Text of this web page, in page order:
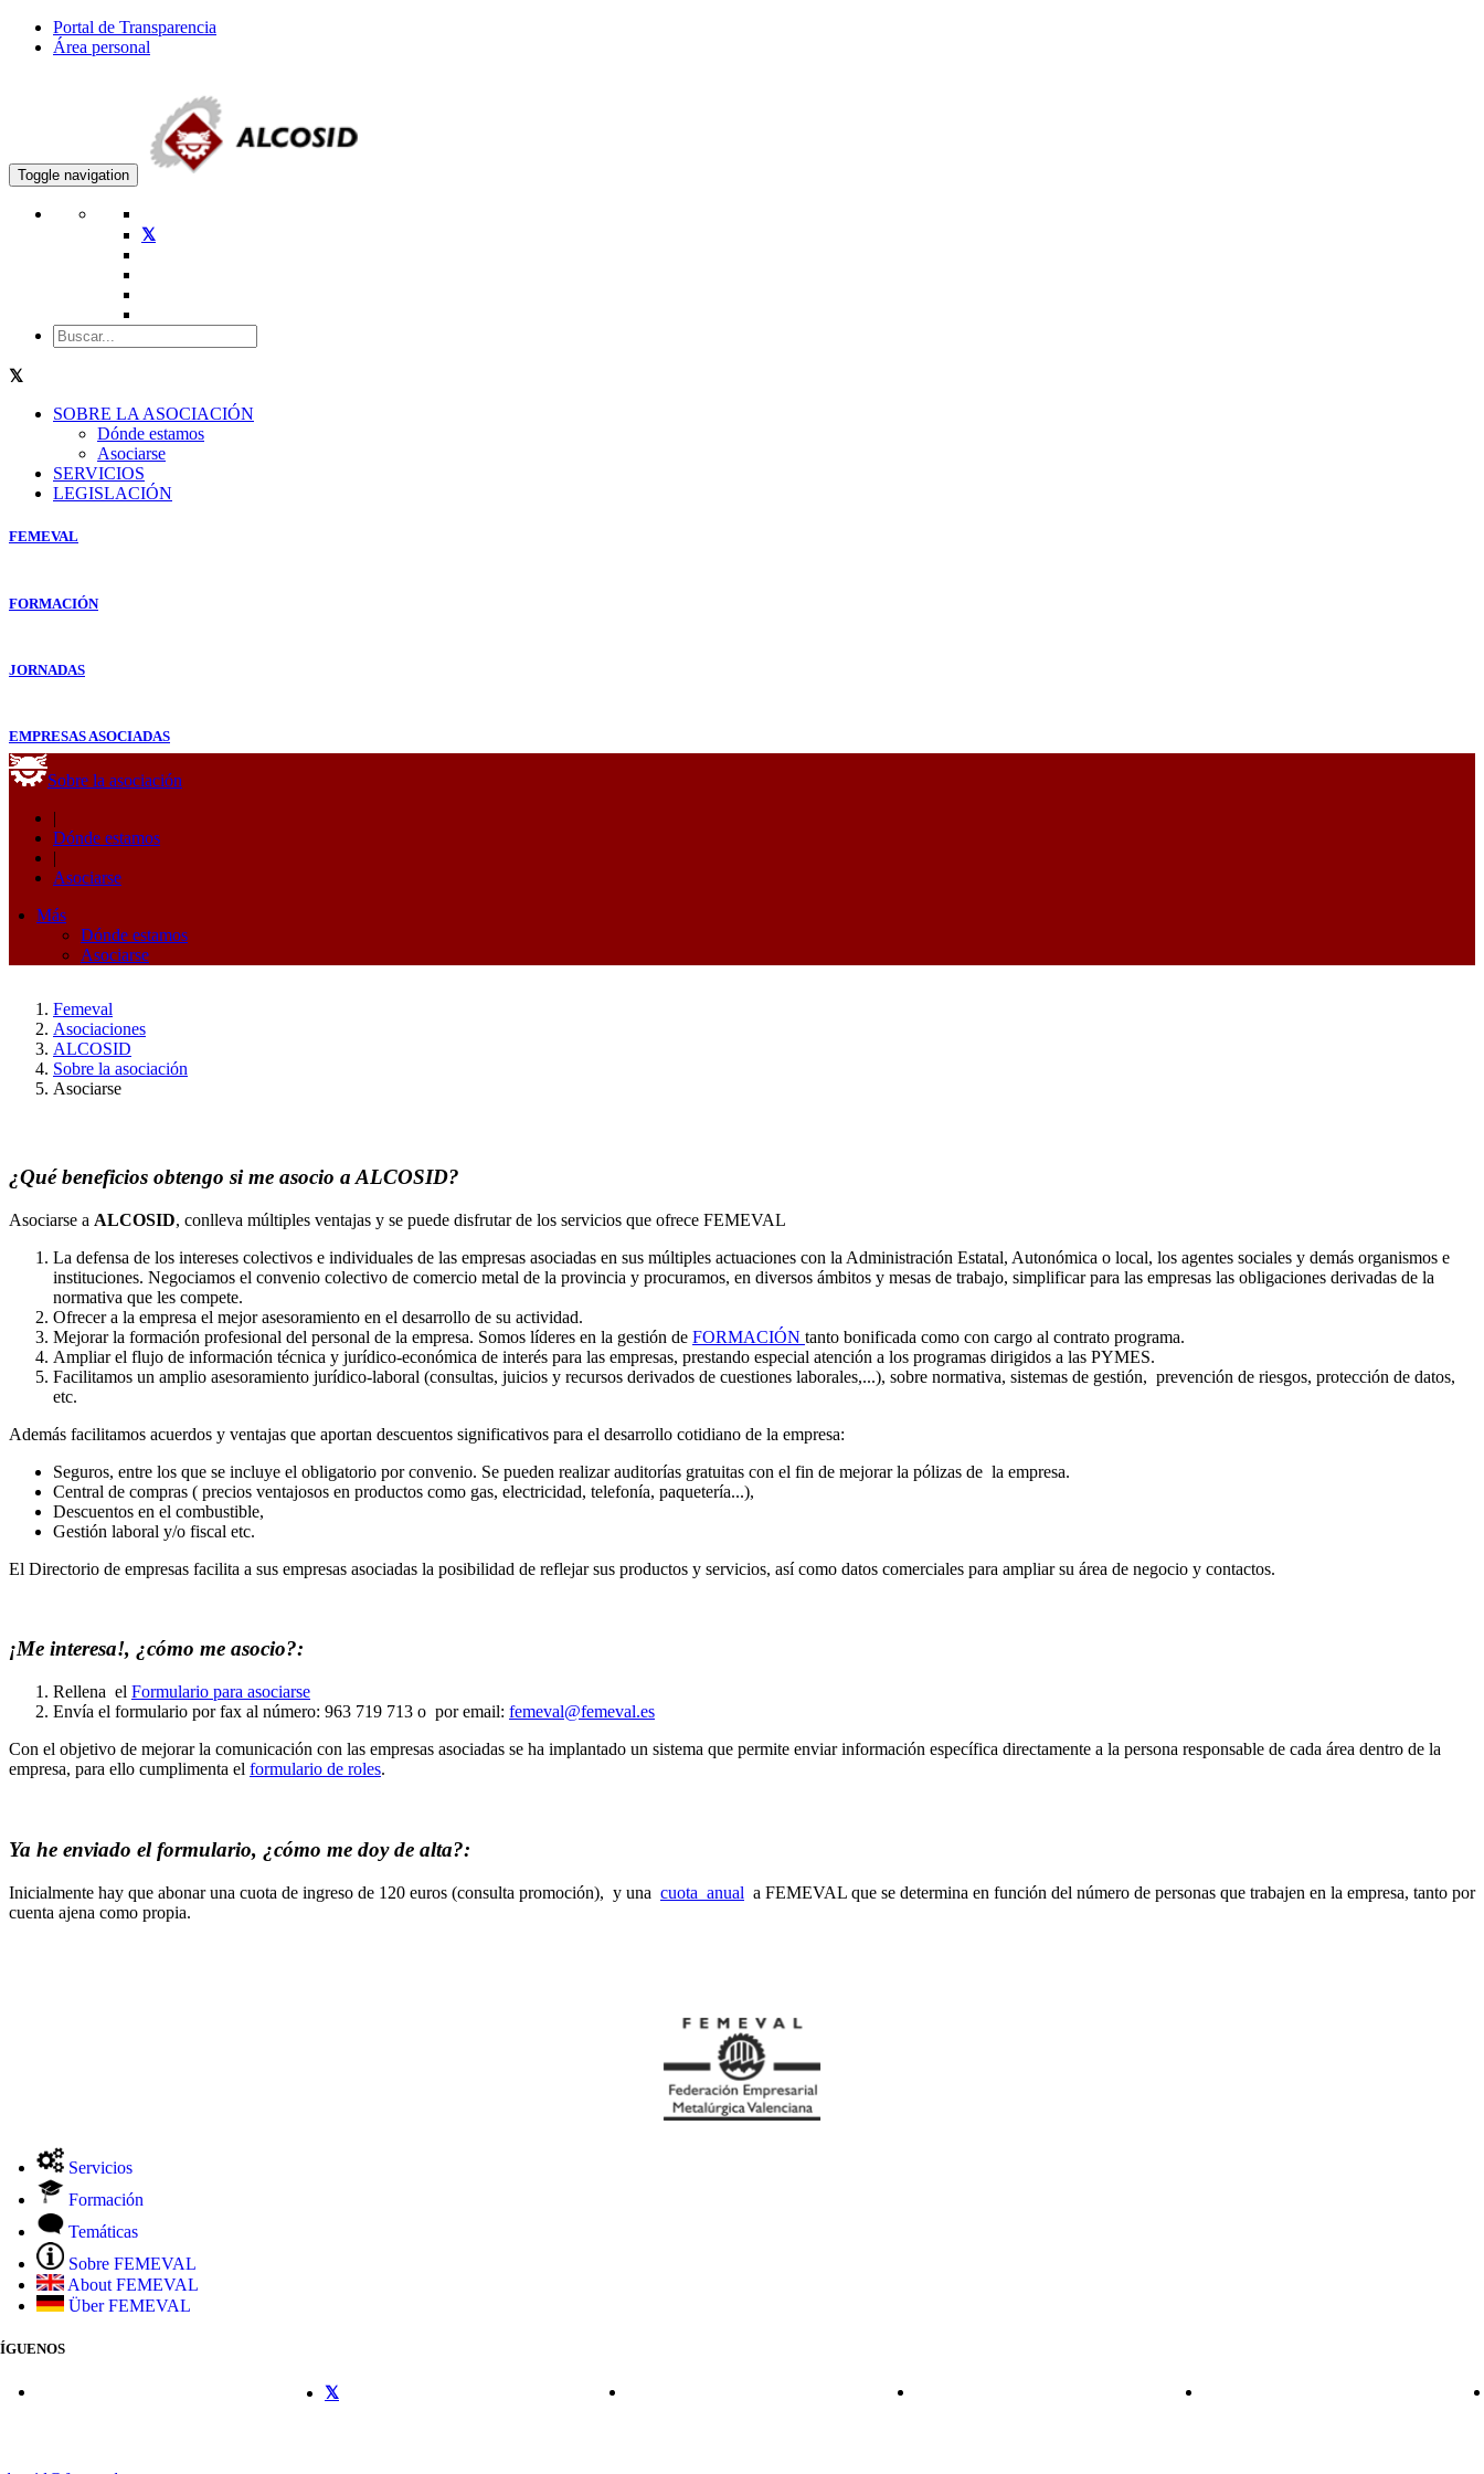
Portal de Transparencia
Área personal
Toggle navigation
SOBRE LA ASOCIACIÓN
Dónde estamos
Asociarse
SERVICIOS
LEGISLACIÓN
FEMEVAL
FORMACIÓN
JORNADAS
EMPRESAS ASOCIADAS
Sobre la asociación
Dónde estamos
Asociarse
Más
Dónde estamos
Asociarse
Femeval
Asociaciones
ALCOSID
Sobre la asociación
Asociarse
¿Qué beneficios obtengo si me asocio a ALCOSID?
Asociarse a ALCOSID, conlleva múltiples ventajas y se puede disfrutar de los servicios que ofrece FEMEVAL
La defensa de los intereses colectivos e individuales de las empresas asociadas en sus múltiples actuaciones con la Administración Estatal, Autonómica o local, los agentes sociales y demás organismos e
instituciones. Negociamos el convenio colectivo de comercio metal de la provincia y procuramos, en diversos ámbitos y mesas de trabajo, simplificar para las empresas las obligaciones derivadas de la
normativa que les compete.
Ofrecer a la empresa el mejor asesoramiento en el desarrollo de su actividad.
Mejorar la formación profesional del personal de la empresa. Somos líderes en la gestión de FORMACIÓN tanto bonificada como con cargo al contrato programa.
Ampliar el flujo de información técnica y jurídico-económica de interés para las empresas, prestando especial atención a los programas dirigidos a las PYMES.
Facilitamos un amplio asesoramiento jurídico-laboral (consultas, juicios y recursos derivados de cuestiones laborales,...), sobre normativa, sistemas de gestión, prevención de riesgos, protección de datos,
etc.
Además facilitamos acuerdos y ventajas que aportan descuentos significativos para el desarrollo cotidiano de la empresa:
Seguros, entre los que se incluye el obligatorio por convenio. Se pueden realizar auditorías gratuitas con el fin de mejorar la pólizas de la empresa.
Central de compras ( precios ventajosos en productos como gas, electricidad, telefonía, paquetería...),
Descuentos en el combustible,
Gestión laboral y/o fiscal etc.
El Directorio de empresas facilita a sus empresas asociadas la posibilidad de reflejar sus productos y servicios, así como datos comerciales para ampliar su área de negocio y contactos.
¡Me interesa!, ¿cómo me asocio?:
Rellena el Formulario para asociarse
Envía el formulario por fax al número: 963 719 713 o por email: femeval@femeval.es
Con el objetivo de mejorar la comunicación con las empresas asociadas se ha implantado un sistema que permite enviar información específica directamente a la persona responsable de cada área dentro de la
empresa, para ello cumplimenta el formulario de roles.
Ya he enviado el formulario, ¿cómo me doy de alta?:
Inicialmente hay que abonar una cuota de ingreso de 120 euros (consulta promoción), y una cuota anual a FEMEVAL que se determina en función del número de personas que trabajen en la empresa, tanto por
cuenta ajena como propia.
Servicios
Formación
Temáticas
Sobre FEMEVAL
About FEMEVAL
Über FEMEVAL